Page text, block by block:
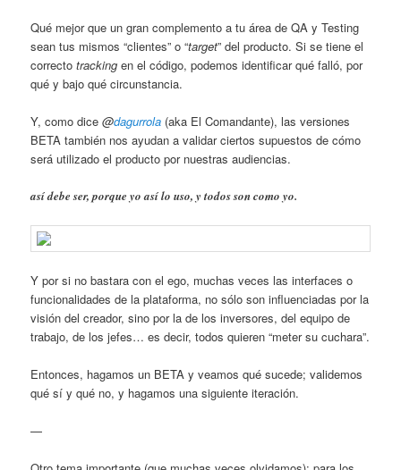
Qué mejor que un gran complemento a tu área de QA y Testing
sean tus mismos “clientes” o “target” del producto. Si se tiene el
correcto trackingen el código, podemos identificar qué falló, por
qué y bajo qué circunstancia.
Y, como dice@dagurrola (aka El Comandante), las versiones
BETA también nos ayudan a validar ciertos supuestos de cómo
será utilizado el producto por nuestras audiencias.
así debe ser, porque yo así lo uso, y todos son como yo.
Y por si no bastara con el ego, muchas veces las interfaces o
funcionalidades de la plataforma, no sólo son influenciadas por la
visión del creador, sino por la de los inversores, del equipo de
trabajo, de los jefes… es decir, todos quieren “meter su cuchara”.
Entonces, hagamos un BETA y veamos qué sucede; validemos
qué sí y qué no, y hagamos una siguiente iteración.
—